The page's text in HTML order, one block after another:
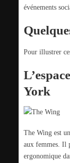
événements
Pour illustrer
York
The Wing est
aux femmes. Il
ergonomique